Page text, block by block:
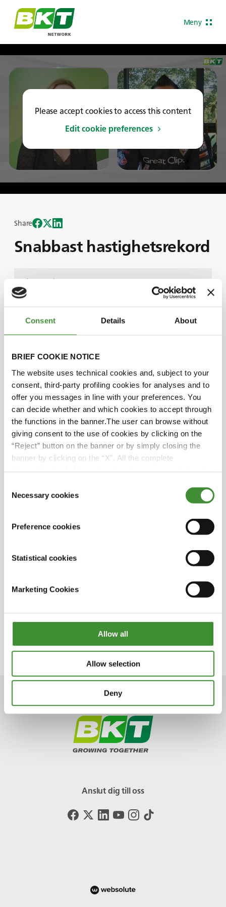
Consent Details About
BRIEF COOKIE NOTICE
The website uses technical cookies and, subject to your
consent, third-party profiling cookies for analyses and to
offer you messages in line with your preferences. You
can decide whether and which cookies to accept through
the functions in the banner.The user can browse without
giving consent to the use of cookies by clicking on the
“Reject” button on the banner or by simply closing the
banner by clicking on the “X”. All the complete
Selection
Necessary cookies
Preference cookies
Statistical cookies
Marketing Cookies
Allow all
Allow selection
Deny
Meny
Please accept cookies to access this content
Edit cookie preferences
Snabbast hastighetsrekord
Share
Sju otroliga Monster Jam-världsrekord har
uppnåtts i år.
I det här avsnittet får vi sällskap av Monster Jam-
föraren Bryce Kenny som delar med sig av sina
Monster Truck när han körde Great Clips
I avsnittet upptäcker vi hur BKT spelade en
avgörande roll för att hjälpa Bryce att nå en
hastighet på 100,3 miles i timmen och besegra
som förberedelse för att uppnå denna otroliga
bedrift.
Titta på avsnittet och upplev spänningen på plats
Visste du?
Great Clips Mohawk Warrior väger 12 000
Däckens optimala balans var avgörande för
Anslut dig till oss